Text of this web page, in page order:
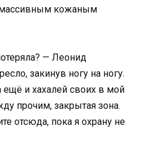
массивным кожаным
— Леонид
закинув ногу на ногу.
ещё и хахалей своих в мой
прочим, закрытая зона.
отсюда, пока я охрану не